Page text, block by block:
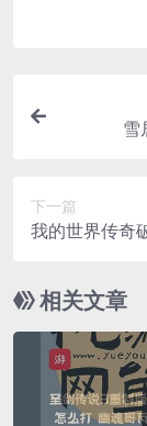
雪
下一篇
我的世界传奇
相关文章